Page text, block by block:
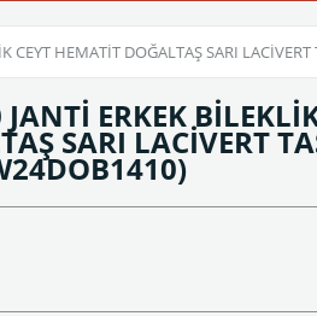
CEYT HEMATİT DOĞALTAŞ SARI
ERKEK
SARI LACİVERT